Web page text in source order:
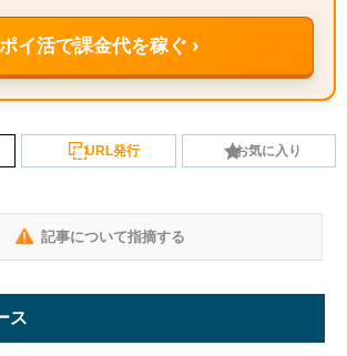
ポイ活で課金代を稼ぐ ›
URL発行 お気に入り
記事について指摘する
ス